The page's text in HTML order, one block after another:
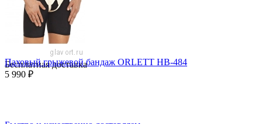
Бесплатная доставка
Паховый грыжевой бандаж ORLETT HB-484
5 990 ₽